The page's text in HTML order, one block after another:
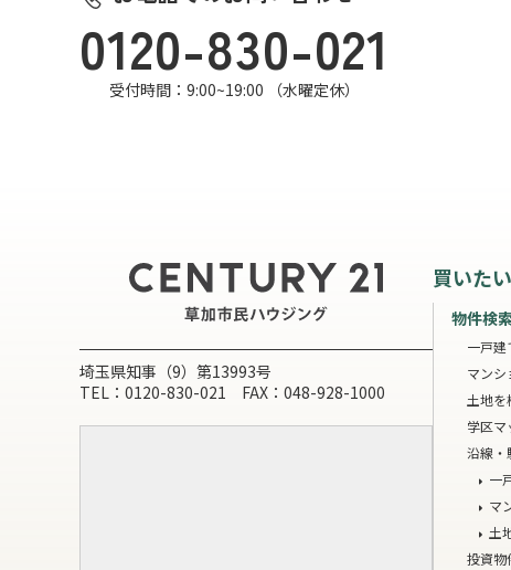
0120-830-021
受付時間：9:00~19:00 （水曜定休）
埼玉県知事（9）第13993号
TEL：0120-830-021 FAX：048-928-1000
買いたい
物件検
一戸建
マンシ
土地を
学区マ
沿線・
一
マ
土
投資物